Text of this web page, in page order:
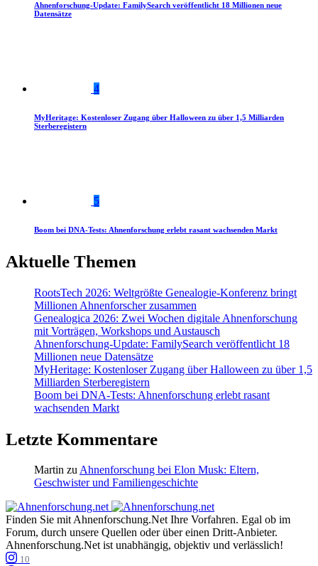
Ahnenforschung-Update: FamilySearch veröffentlicht 18 Millionen neue
Datensätze
4
MyHeritage: Kostenloser Zugang über Halloween zu über 1,5 Milliarden
Sterberegistern
5
Boom bei DNA-Tests: Ahnenforschung erlebt rasant wachsenden Markt
Aktuelle Themen
RootsTech 2026: Weltgrößte Genealogie-Konferenz bringt
Millionen Ahnenforscher zusammen
Genealogica 2026: Zwei Wochen digitale Ahnenforschung
mit Vorträgen, Workshops und Austausch
Ahnenforschung-Update: FamilySearch veröffentlicht 18
Millionen neue Datensätze
MyHeritage: Kostenloser Zugang über Halloween zu über 1,5
Milliarden Sterberegistern
Boom bei DNA-Tests: Ahnenforschung erlebt rasant
wachsenden Markt
Letzte Kommentare
Martin zu Ahnenforschung bei Elon Musk: Eltern,
Geschwister und Familiengeschichte
Finden Sie mit Ahnenforschung.Net Ihre Vorfahren. Egal ob im
Forum, durch unsere Quellen oder über einen Dritt-Anbieter.
Ahnenforschung.Net ist unabhängig, objektiv und verlässlich!
10